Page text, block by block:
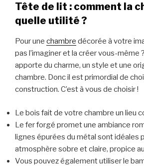
Tête de lit : comment la
quelle utilité ?
Pour une chambre décorée à votre
pas l’imaginer et la créer vous-même
apporte du charme, un style et une
chambre. Donc il est primordial de
construction. C’est à vous de choisir !
Le bois fait de votre chambre un lieu
Le fer forgé promet une ambiance
lignes épurées du métal sont idéales
atmosphère sobre et claire, propice
Vous pouvez également utiliser le